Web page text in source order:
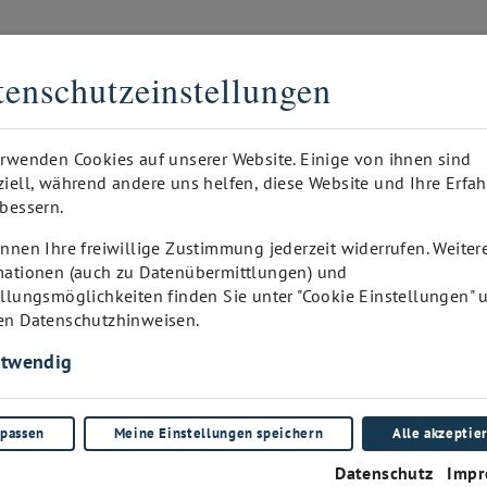
der Web-Plattform „wP-Shop“ der winePad GmbH
(AGB) – in ihrer im Zeitpunkt des
„winePad“) betriebenen Webplattform „wP-Shop“ (im
abweichende AGB des Anbieters werden von winePad
Cookies auf unserer Website. Einige von ihnen sind
während andere uns helfen, diese Website und Ihre
Ihre freiwillige Zustimmung jederzeit widerrufen.
(auch zu Datenübermittlungen) und
finden Sie unter "Cookie Einstellungen"
Datenschutzhinweisen.
Meine Einstellungen speichern Alle
Datenschutz